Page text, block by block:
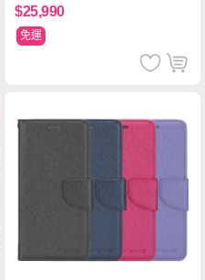
$25,990
免運